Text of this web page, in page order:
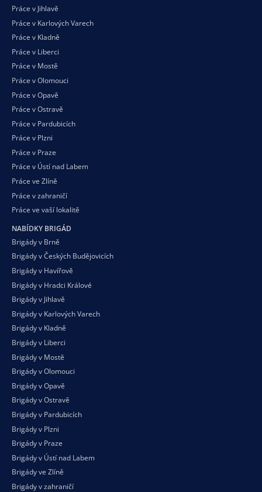
Práce v Jihlavě
Práce v Karlových Varech
Práce v Kladně
Práce v Liberci
Práce v Mostě
Práce v Olomouci
Práce v Opavě
Práce v Ostravě
Práce v Pardubicích
Práce v Plzni
Práce v Praze
Práce v Ústí nad Labem
Práce ve Zlíně
Práce v zahraničí
Práce ve vaší lokalitě
NABÍDKY BRIGÁD
Brigády v Brně
Brigády v Českých Budějovicích
Brigády v Havířově
Brigády v Hradci Králové
Brigády v Jihlavě
Brigády v Karlových Varech
Brigády v Kladně
Brigády v Liberci
Brigády v Mostě
Brigády v Olomouci
Brigády v Opavě
Brigády v Ostravě
Brigády v Pardubicích
Brigády v Plzni
Brigády v Praze
Brigády v Ústí nad Labem
Brigády ve Zlíně
Brigády v zahraničí